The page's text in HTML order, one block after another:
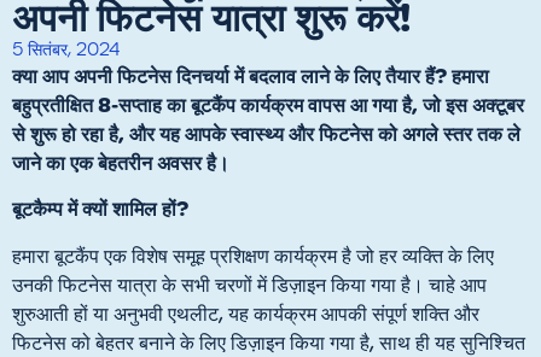
अपनी फिटनेस यात्रा शुरू करें!
5 सितंबर, 2024
क्या आप अपनी फिटनेस दिनचर्या में बदलाव लाने के लिए तैयार हैं? हमारा
बहुप्रतीक्षित 8-सप्ताह का बूटकैंप कार्यक्रम वापस आ गया है, जो इस अक्टूबर
से शुरू हो रहा है, और यह आपके स्वास्थ्य और फिटनेस को अगले स्तर तक ले
जाने का एक बेहतरीन अवसर है।
बूटकैम्प में क्यों शामिल हों?
हमारा बूटकैंप एक विशेष समूह प्रशिक्षण कार्यक्रम है जो हर व्यक्ति के लिए
उनकी फिटनेस यात्रा के सभी चरणों में डिज़ाइन किया गया है। चाहे आप
शुरुआती हों या अनुभवी एथलीट, यह कार्यक्रम आपकी संपूर्ण शक्ति और
फिटनेस को बेहतर बनाने के लिए डिज़ाइन किया गया है, साथ ही यह सुनिश्चित